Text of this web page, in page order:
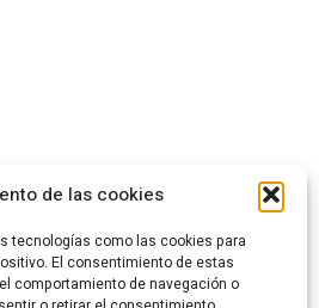
de las cookies
tecnologías como las cookies para
El consentimiento de estas
comportamiento de navegación o